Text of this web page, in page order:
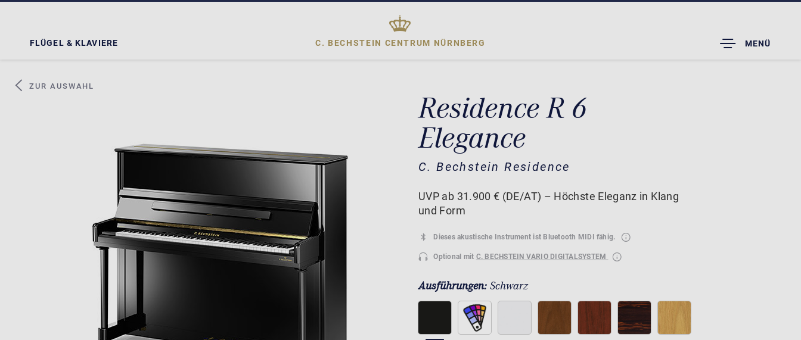
FLÜGEL & KLAVIERE C. BECHSTEIN CENTRUM NÜRNBERG
TOGGLE
DROPDOWN
MENÜ
ZUR AUSWAHL
Residence R 6
Elegance
C. Bechstein Residence
UVP ab 31.900 € (DE/AT) – Höchste Eleganz in Klang
und Form
Dieses akustische Instrument ist Bluetooth MIDI fähig.
Optional mit C. BECHSTEIN VARIO DIGITALSYSTEM
Ausführungen: Schwarz